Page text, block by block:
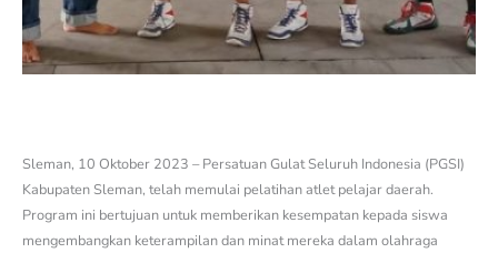
Sleman, 10 Oktober 2023 – Persatuan Gulat Seluruh Indonesia (PGSI)
Kabupaten Sleman, telah memulai pelatihan atlet pelajar daerah.
Program ini bertujuan untuk memberikan kesempatan kepada siswa
mengembangkan keterampilan dan minat mereka dalam olahraga